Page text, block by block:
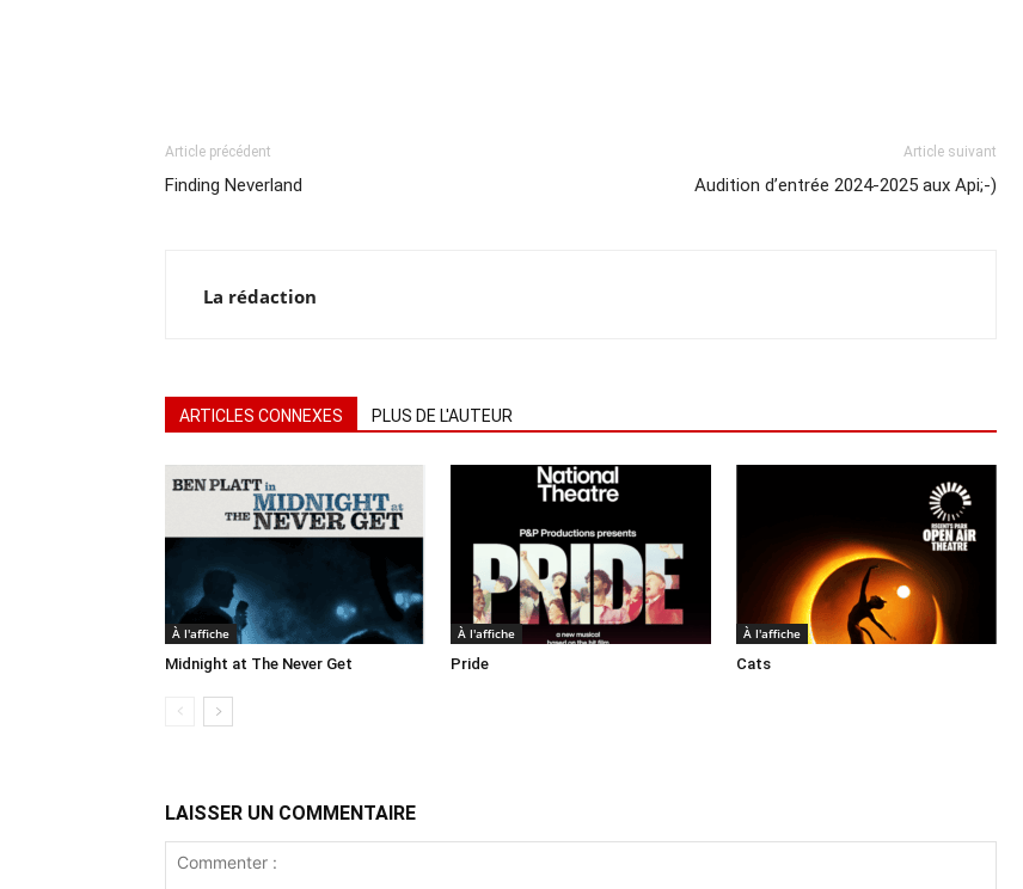
Article précédent
Finding Neverland
Article suivant
Audition d’entrée 2024-2025 aux Api;-)
La rédaction
ARTICLES CONNEXES PLUS DE L'AUTEUR
À l'affiche
Midnight at The Never Get
À l'affiche
Pride
À l'affiche
Cats
LAISSER UN COMMENTAIRE